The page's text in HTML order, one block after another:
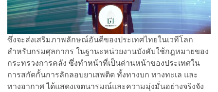
ซึ่งจะส่งเสริมภาพลักษณ์อันดีของประเทศไทยในเวทีโลก
สำหรับกรมศุลกากร ในฐานะหน่วยงานบังคับใช้กฎหมายของ
กระทรวงการคลัง ซึ่งทำหน้าที่เป็นด่านหน้าของประเทศใน
การสกัดกั้นการลักลอบยาเสพติด ทั้งทางบก ทางทะเล และ
ทางอากาศ ได้แสดงเจตนารมณ์และความมุ่งมั่นอย่างจริงจัง